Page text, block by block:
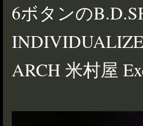
6ボタンの
ARCH 米村屋